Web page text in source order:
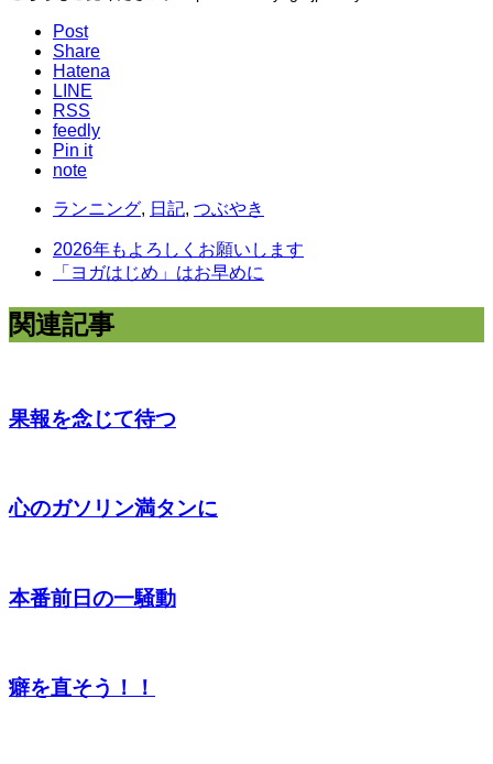
Post
Share
Hatena
LINE
RSS
feedly
Pin it
note
ランニング, 日記, つぶやき
2026年もよろしくお願いします
「ヨガはじめ」はお早めに
関連記事
果報を念じて待つ
心のガソリン満タンに
本番前日の一騒動
癖を直そう！！